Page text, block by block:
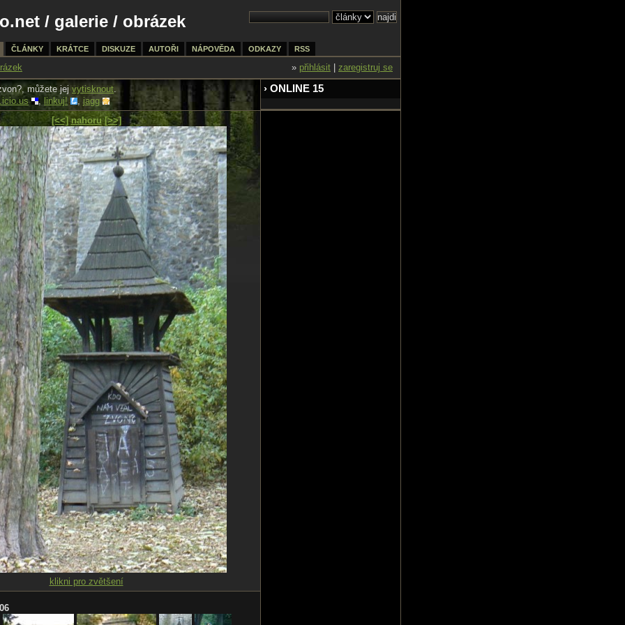
/ galerie / obrázek
ČLÁNKY KRÁTCE DISKUZE AUTOŘI NÁPOVĚDA ODKAZY RSS
» přihlásit zaregistruj se
můžete jej vytisknout.
, linkuj! , jagg
[<<] nahoru [>>]
klikni pro zvětšení
› ONLINE 15